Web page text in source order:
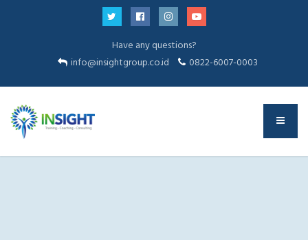
Have any questions?
info@insightgroup.co.id
0822-6007-0003